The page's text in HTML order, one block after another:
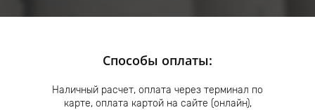
Способы оплаты:
Наличный расчет, оплата через терминал по
карте, оплата картой на сайте (онлайн),